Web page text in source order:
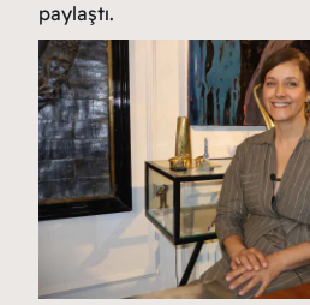
paylaştı.